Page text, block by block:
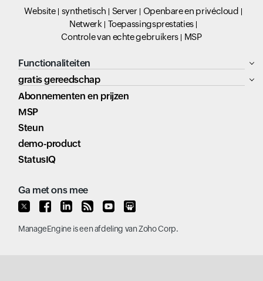
Website synthetisch Server
Openbare en privécloud
Netwerk
Toepassingsprestaties
Controle van echte gebruikers
MSP
Functionaliteiten
gratis gereedschap
Abonnementen en prijzen
MSP
Steun
demo-product
StatusIQ
Ga met ons mee
ManageEngine is een afdeling vanZoho Corp.